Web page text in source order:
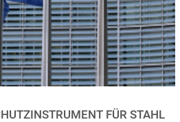
FÜR STAHL